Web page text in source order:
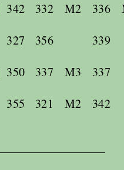
342 332 M2 336
327 356
339
350 337 M3
337
355 321 M2 342